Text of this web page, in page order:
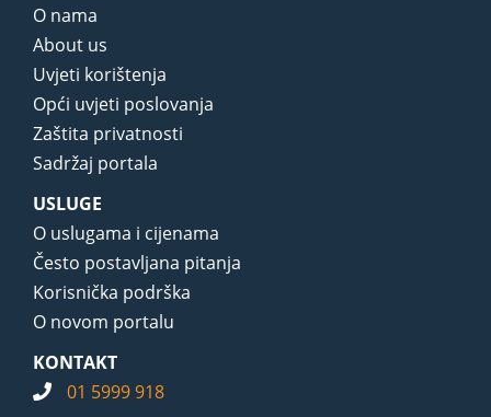
O nama
About us
Uvjeti korištenja
Opći uvjeti poslovanja
Zaštita privatnosti
Sadržaj portala
USLUGE
O uslugama i cijenama
Često postavljana pitanja
Korisnička podrška
O novom portalu
KONTAKT
01 5999 918